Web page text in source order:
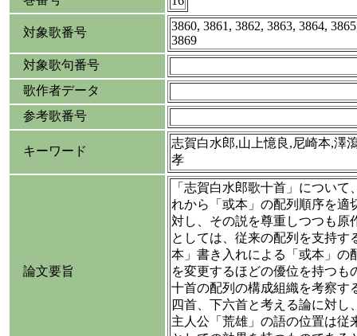
対象歌番号
3860, 3861, 3862, 3863, 3864,
3869
対象歌句番号
歌作者データ
参考歌番号
キーワード
志賀白水郎,山上憶良,尼崎本,澤
孝
論文要旨
「志賀白水郎歌十首」につい
れから「或本」の配列順序を適
対し、その説を尊重しつつも原
としては、従来の配列を支持す
本」書き入れによる「或本」の
を変更するほどの優位を持つも
十首の配列の構成組織を考察す
四首、下六首と考える論に対し
主人公「荒雄」の語の位置は従